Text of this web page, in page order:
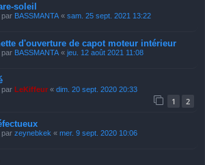
soleil
par BASSMANTA « sam. 25 sept. 2021 13:22
d'ouverture de capot moteur intérieur
par BASSMANTA « jeu. 12 août 2021 11:08
par LeKiffeur « dim. 20 sept. 2020 20:33
1 2
par zeynebkek « mer. 9 sept. 2020 10:06